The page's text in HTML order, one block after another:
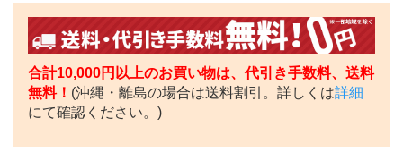
合計10,000円以上のお買い物は、代引き手数料、送料
無料！ (沖縄・離島の場合は送料割引。詳しくは詳細
にて確認ください。)